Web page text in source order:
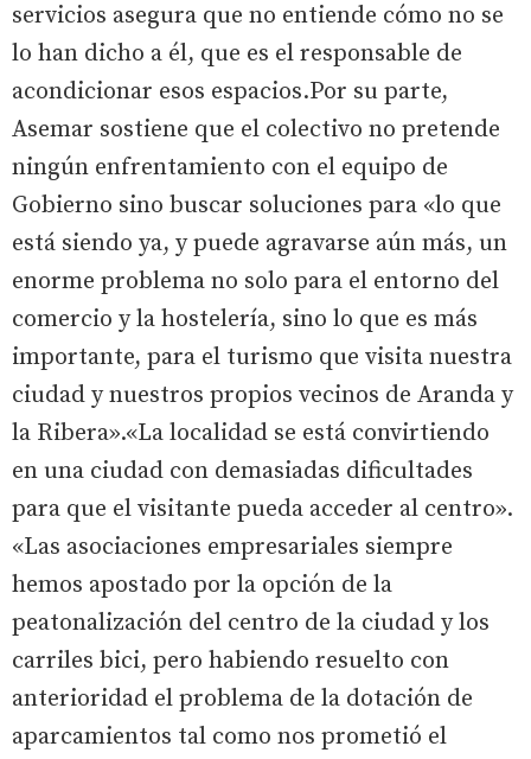
servicios asegura que no entiende cómo no se
lo han dicho a él, que es el responsable de
acondicionar esos espacios.Por su parte,
Asemar sostiene que el colectivo no pretende
ningún enfrentamiento con el equipo de
Gobierno sino buscar soluciones para «lo que
está siendo ya, y puede agravarse aún más, un
enorme problema no solo para el entorno del
comercio y la hostelería, sino lo que es más
importante, para el turismo que visita nuestra
ciudad y nuestros propios vecinos de Aranda y
la Ribera».«La localidad se está convirtiendo
en una ciudad con demasiadas dificultades
para que el visitante pueda acceder al centro».
«Las asociaciones empresariales siempre
hemos apostado por la opción de la
peatonalización del centro de la ciudad y los
carriles bici, pero habiendo resuelto con
anterioridad el problema de la dotación de
aparcamientos tal como nos prometió el